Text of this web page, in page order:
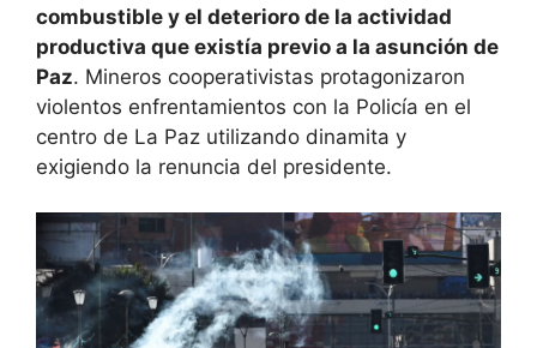
combustible y el deterioro de la actividad
productiva que existía previo a la asunción de
Paz. Mineros cooperativistas protagonizaron
violentos enfrentamientos con la Policía en el
centro de La Paz utilizando dinamita y
exigiendo la renuncia del presidente.